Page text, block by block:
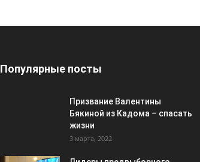
Популярные посты
Призвание Валентины
Бякиной из Кадома – спасать
жизни
3 марта, 2022